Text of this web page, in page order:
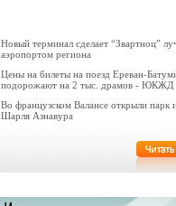
Новый терминал сделает “Звартноц”
аэропортом региона
Цены на билеты на поезд Ереван-
подорожают на 2 тыс. драмов - ЮКЖД
Во французском Валансе открыли парк
Шарля Азнавура